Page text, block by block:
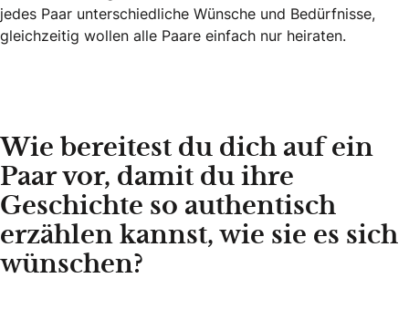
jedes Paar unterschiedliche Wünsche und Bedürfnisse,
gleichzeitig wollen alle Paare einfach nur heiraten.
Wie bereitest du dich auf ein
Paar vor, damit du ihre
Geschichte so authentisch
erzählen kannst, wie sie es sich
wünschen?